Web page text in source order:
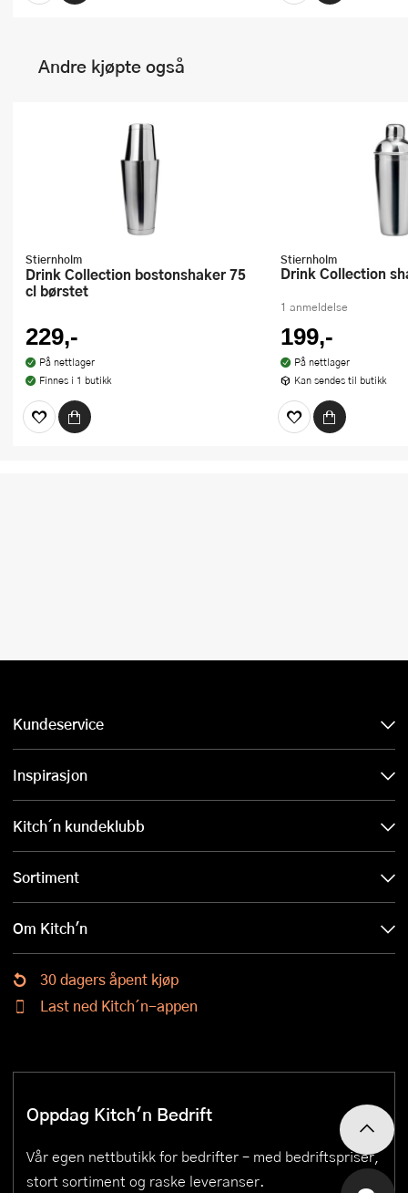
Andre kjøpte også
Stiernholm
Drink Collection bostonshaker 75
cl børstet
229,-
På nettlager
Finnes i 1 butikk
Stiernholm
Drink Collection
1 anmeldelse
199,-
På nettlager
Kan sendes til butikk
Kundeservice
Inspirasjon
Kitch´n kundeklubb
Sortiment
Om Kitch'n
30 dagers åpent kjøp
Last ned Kitch´n-appen
Oppdag Kitch'n Bedrift
Vår egen nettbutikk for bedrifter – med bedriftspriser,
stort sortiment og raske leveranser.